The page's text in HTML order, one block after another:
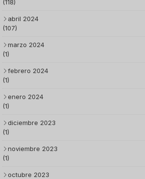
(118)
abril 2024
(107)
marzo 2024
(1)
febrero 2024
(1)
enero 2024
(1)
diciembre 2023
(1)
noviembre 2023
(1)
octubre 2023